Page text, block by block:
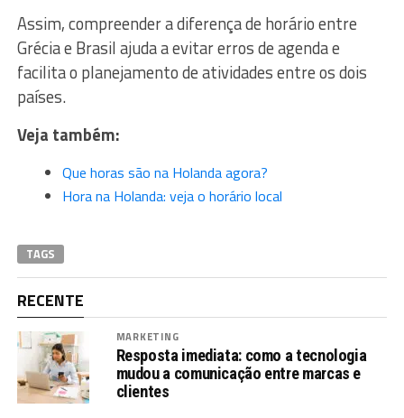
Assim, compreender a diferença de horário entre
Grécia e Brasil ajuda a evitar erros de agenda e
facilita o planejamento de atividades entre os dois
países.
Veja também:
Que horas são na Holanda agora?
Hora na Holanda: veja o horário local
TAGS
RECENTE
MARKETING
Resposta imediata: como a tecnologia
mudou a comunicação entre marcas e
clientes